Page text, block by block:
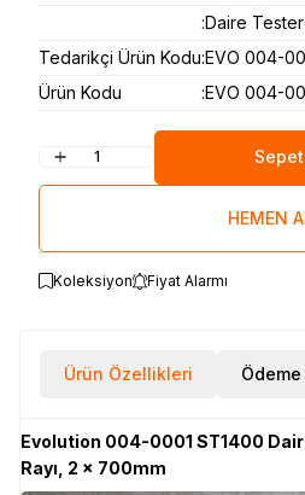
:Daire
Tedarikçi Ürün Kodu:EVO 004-
Ürün Kodu
:EVO 004-
HEMEN
Koleksiyon Fiyat Alarmı
Ürün Özellikleri
Evolution 004-0001 ST1400
Rayı, 2 x 700mm